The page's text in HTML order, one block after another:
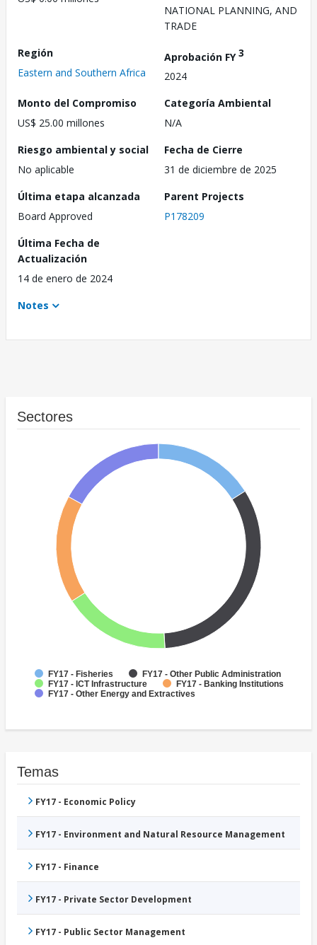
NATIONAL PLANNING, AND
TRADE
Región
Eastern and Southern Africa
Aprobación FY3
2024
Monto del Compromiso
US$ 25.00 millones
Categoría Ambiental
N/A
Riesgo ambiental y social
No aplicable
Fecha de Cierre
31 de diciembre de 2025
Última etapa alcanzada
Board Approved
Parent Projects
P178209
Última Fecha de
Actualización
14 de enero de 2024
Notes
Sectores
FY17 - Fisheries
FY17 - Other Public Administration
FY17 - ICT Infrastructure
FY17 - Banking Institutions
FY17 - Other Energy and Extractives
Temas
FY17 - Economic Policy
FY17 - Environment and Natural Resource Management
FY17 - Finance
FY17 - Private Sector Development
FY17 - Public Sector Management